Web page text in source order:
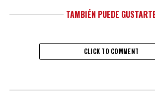
TAMBIÉN PUEDE
CLICK TO COMMENT